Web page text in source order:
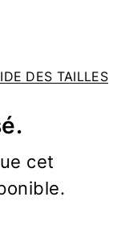
DES TAILLES
cet